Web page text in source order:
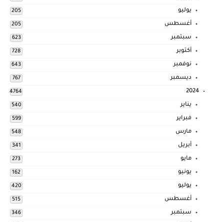
يوليو 205
أغسطس 205
سبتمبر 623
أكتوبر 728
نوفمبر 643
ديسمبر 767
2024
4764
يناير 540
فبراير 599
مارس 548
أبريل 341
مايو 273
يونيو 162
يوليو 420
أغسطس 515
سبتمبر 346